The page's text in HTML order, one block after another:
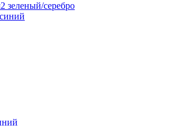
зеленый/серебро